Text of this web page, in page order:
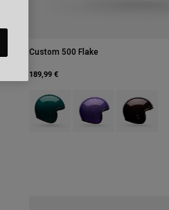
Custom 500 Flake
189,99 €
Product swatch type of
Product swatch type
Product